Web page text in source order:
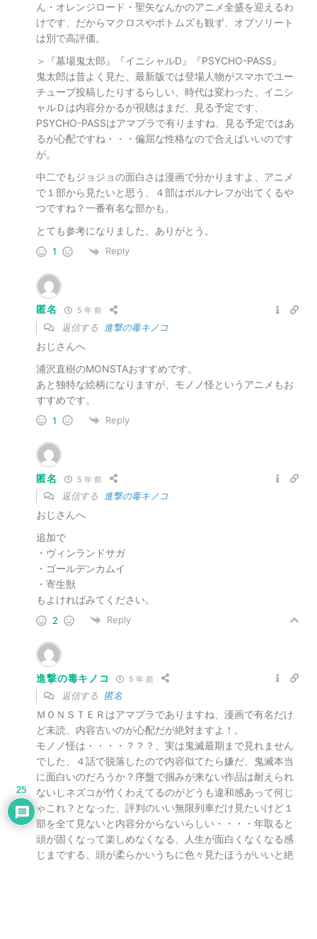
ん・オレンジロード・聖矢なんかのアニメ全盛を迎えるわ
けです、だからマクロスやボトムズも観ず、オブソリート
は別で高評価。
＞『墓場鬼太郎』『イニシャルD』『PSYCHO-PASS』
鬼太郎は昔よく見た、最新版では登場人物がスマホでユー
チューブ投稿したりするらしい、時代は変わった、イニシ
ャルＤは内容分かるが視聴はまだ、見る予定です、
PSYCHO-PASSはアマプラで有りますね、見る予定ではあ
るが心配ですね・・・偏屈な性格なので合えばいいのです
が。
中二でもジョジョの面白さは漫画で分かりますよ、アニメ
で１部から見たいと思う、４部はポルナレフが出てくるや
つですね？一番有名な部かも。
とても参考になりました、ありがとう。
1 Reply
匿名 5 年 前
返信する 進撃の毒キノコ
おじさんへ
浦沢直樹のMONSTAおすすめです。
あと独特な絵柄になりますが、モノノ怪というアニメもお
すすめです。
1 Reply
匿名 5 年 前
返信する 進撃の毒キノコ
おじさんへ
追加で
・ヴィンランドサガ
・ゴールデンカムイ
・寄生獣
もよければみてください。
2 Reply
進撃の毒キノコ 5 年 前
返信する 匿名
ＭＯＮＳＴＥＲはアマプラでありますね、漫画で有名だけ
ど未読、内容古いのが心配だが絶対ますよ！。
モノノ怪は・・・・？？？、実は鬼滅最期まで見れません
でした、４話で脱落したので内容似てたら嫌だ、鬼滅本当
に面白いのだろうか？序盤で掴みが来ない作品は耐えられ
ないしネズコが竹くわえてるのがどうも違和感あって何じ
ゃこれ？となった、評判のいい無限列車だけ見たいけど１
部を全て見ないと内容分からないらしい・・・・年取ると
頭が固くなって楽しめなくなる、人生が面白くなくなる感
じまでする、頭が柔らかいうちに色々見たほうがいいと絶
25